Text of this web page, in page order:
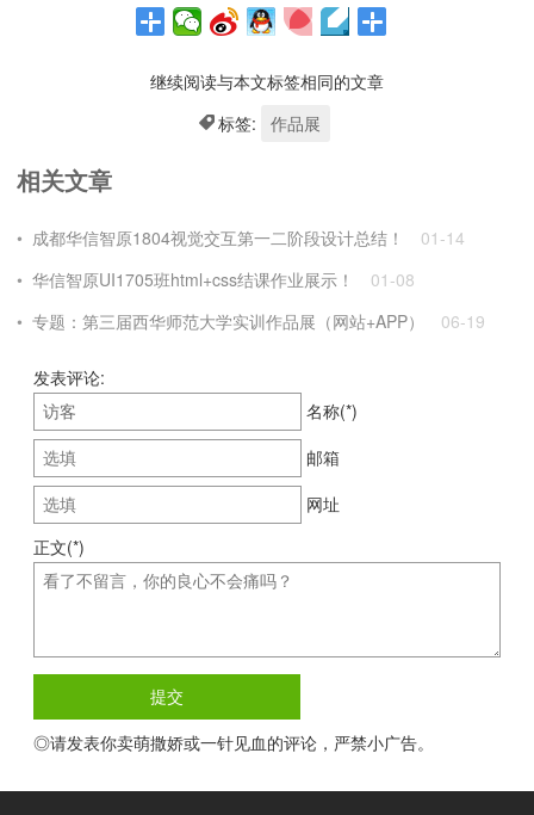
继续阅读与本文标签相同的文章
标签:
作品展
相关文章
成都华信智原1804视觉交互第一二阶段设计总结！
01-14
华信智原UI1705班html+css结课作业展示！
01-08
专题：第三届西华师范大学实训作品展（网站+APP）
06-19
发表评论:
名称(*)
邮箱
网址
正文(*)
◎请发表你卖萌撒娇或一针见血的评论，严禁小广告。